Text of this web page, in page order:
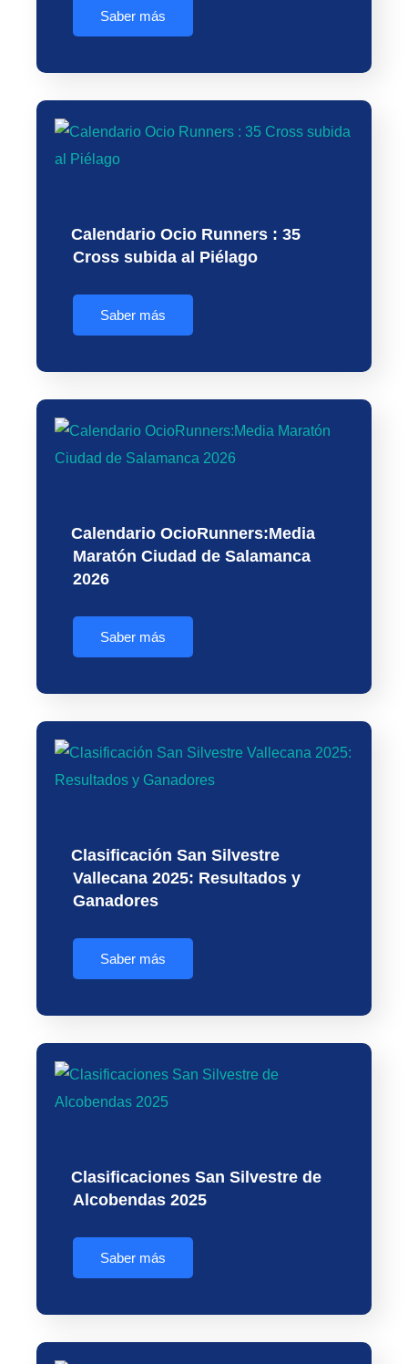
Saber más
Calendario Ocio Runners : 35
Cross subida al Piélago
Saber más
Calendario OcioRunners:Media
Maratón Ciudad de Salamanca
2026
Saber más
Clasificación San Silvestre
Vallecana 2025: Resultados y
Ganadores
Saber más
Clasificaciones San Silvestre de
Alcobendas 2025
Saber más